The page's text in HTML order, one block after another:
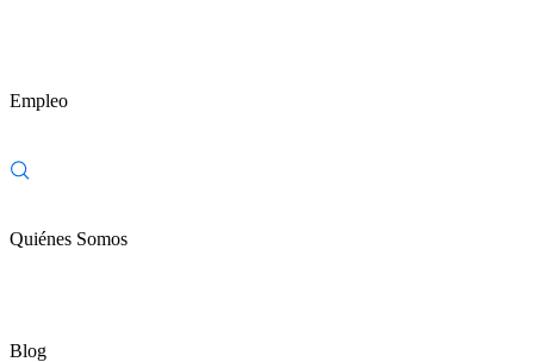
Empleo
Quiénes Somos
Blog